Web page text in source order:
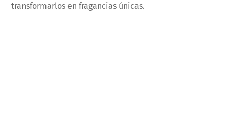
transformarlos en fragancias únicas.